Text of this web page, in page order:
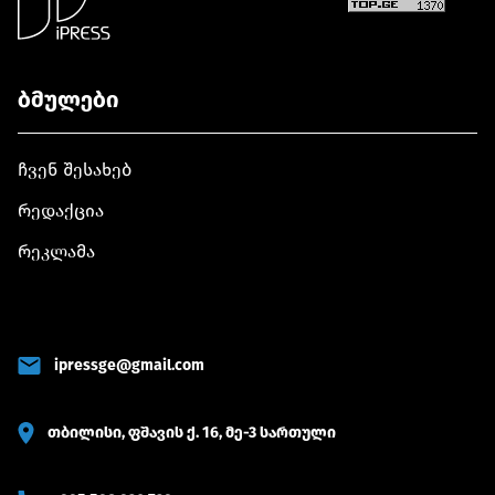
ბმულები
ჩვენ შესახებ
რედაქცია
რეკლამა
ipressge@gmail.com
თბილისი, ფშავის ქ. 16, მე-3 სართული